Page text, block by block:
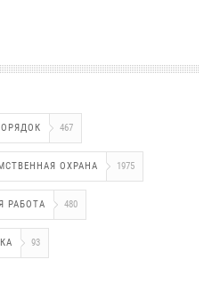
467
ОХРАНА 1975
РАБОТА 480
93